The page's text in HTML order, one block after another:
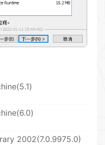
2002(7.0.9975.0)